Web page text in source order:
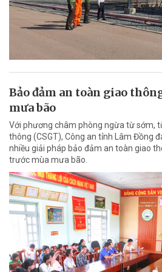
Bảo đảm an toàn giao
mưa bão
Với phương châm phòng ngừa từ sớm,
thông (CSGT), Công an tỉnh Lâm Đồng
nhiều giải pháp bảo đảm an toàn giao
trước mùa mưa bão.